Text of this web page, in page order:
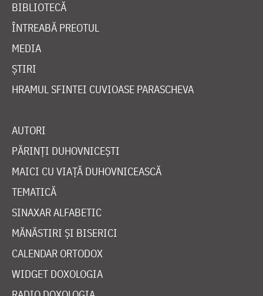
BIBLIOTECĂ
ÎNTREABĂ PREOTUL
MEDIA
ȘTIRI
HRAMUL SFINTEI CUVIOASE PARASCHEVA
AUTORI
PĂRINȚI DUHOVNICEȘTI
MAICI CU VIAȚĂ DUHOVNICEASCĂ
TEMATICĂ
SINAXAR ALFABETIC
MĂNĂSTIRI ȘI BISERICI
CALENDAR ORTODOX
WIDGET DOXOLOGIA